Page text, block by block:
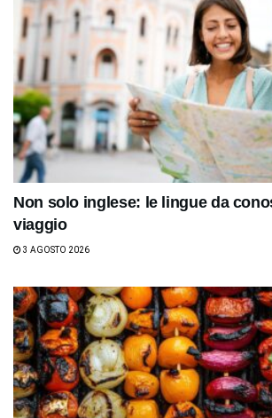
Non solo inglese: le lingue da
viaggio
3 AGOSTO 2026